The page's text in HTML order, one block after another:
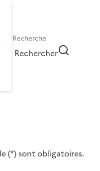
Rechercher
(*) sont obligatoires.